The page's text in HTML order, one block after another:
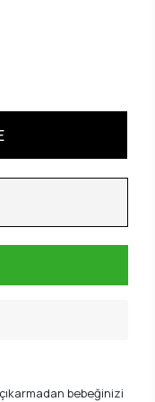
bebeğinizi